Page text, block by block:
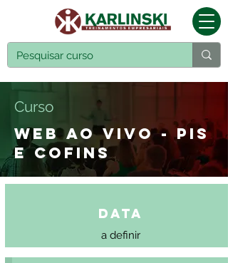
Curso
WEB AO VIVO - PIS
E COFINS
Data
a definir